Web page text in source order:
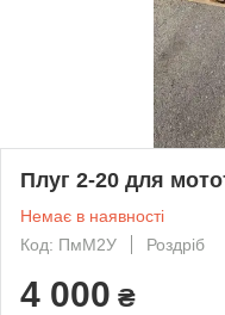
Плуг 2-20 для
Немає в наявності
Код: ПмМ2У
Роздріб
4 000 ₴